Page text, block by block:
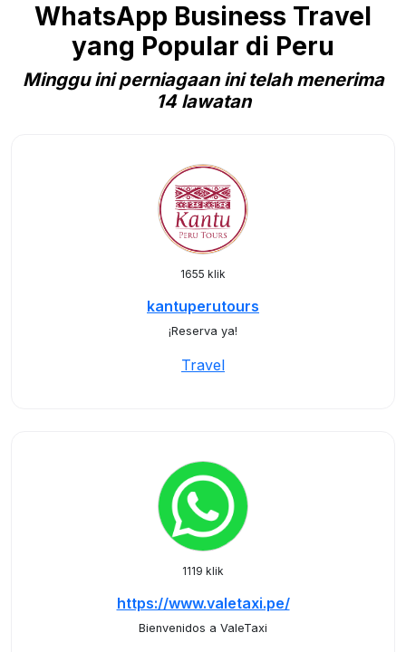
WhatsApp Business Travel
yang Popular di Peru
Minggu ini perniagaan ini telah menerima
14 lawatan
1655 klik
kantuperutours
¡Reserva ya!
Travel
1119 klik
https://www.valetaxi.pe/
Bienvenidos a ValeTaxi